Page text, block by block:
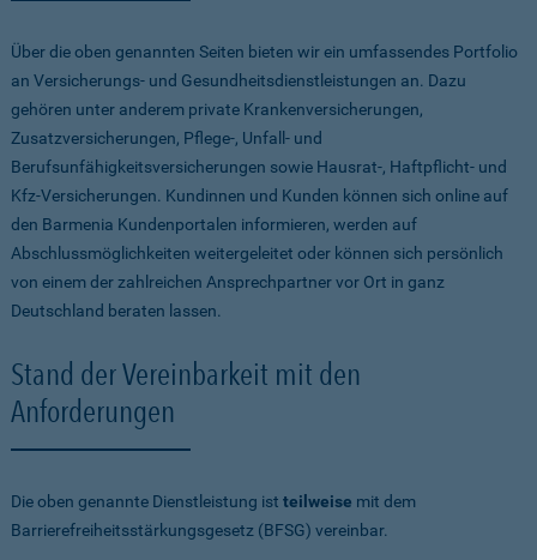
Über die oben genannten Seiten bieten wir ein umfassendes Portfolio
an Versicherungs- und Gesundheitsdienstleistungen an. Dazu
gehören unter anderem private Krankenversicherungen,
Zusatzversicherungen, Pflege-, Unfall- und
Berufsunfähigkeitsversicherungen sowie Hausrat-, Haftpflicht- und
Kfz-Versicherungen. Kundinnen und Kunden können sich online auf
den Barmenia Kundenportalen informieren, werden auf
Abschlussmöglichkeiten weitergeleitet oder können sich persönlich
von einem der zahlreichen Ansprechpartner vor Ort in ganz
Deutschland beraten lassen.
Stand der Vereinbarkeit mit den
Anforderungen
Die oben genannte Dienstleistung ist teilweise mit dem
Barrierefreiheitsstärkungsgesetz (BFSG) vereinbar.